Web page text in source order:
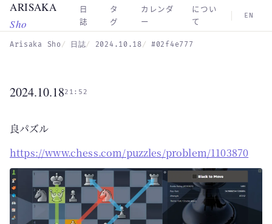
Skip to main content
ARISAKA
Sho
日
誌
タ
グ
カレンダ
ー
につい
て
EN
Arisaka Sho 日誌 2024.10.18 #02f4e777
2024.10.1821:52
良パズル
https://www.chess.com/puzzles/problem/1103870